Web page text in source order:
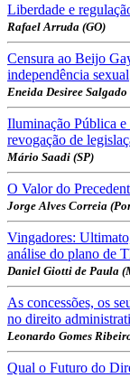
Liberdade e
Rafael Arruda (GO)
Censura ao Beijo
independência sexual
Eneida Desiree Salgado
Iluminação Pública e
revogação de
Mário Saadi (SP)
O Valor do
Jorge Alves Correia
Vingadores:
análise do plano de
Daniel Giotti de Paula
As concessões, os
no direito
Leonardo Gomes
Qual o Futuro do